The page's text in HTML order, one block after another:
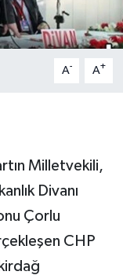
A- A+
Milletvekili,
Divanı
Çorlu
CHP